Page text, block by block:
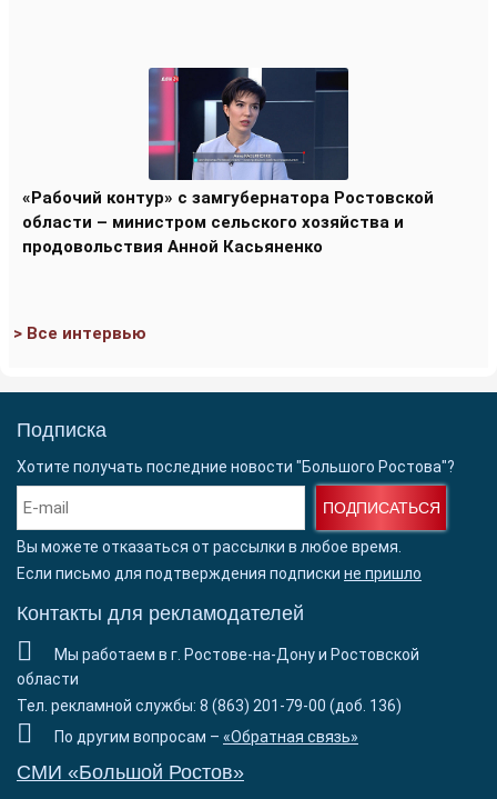
«Рабочий контур» с замгубернатора Ростовской
области – министром сельского хозяйства и
продовольствия Анной Касьяненко
> Все интервью
Подписка
Хотите получать последние новости "Большого Ростова"?
ПОДПИСАТЬСЯ
Вы можете отказаться от рассылки в любое время.
Если письмо для подтверждения подписки не пришло
Контакты для рекламодателей
Мы работаем в г. Ростове-на-Дону и Ростовской
области
Тел. рекламной службы: 8 (863) 201-79-00 (доб. 136)
По другим вопросам – «Обратная связь»
СМИ «Большой Ростов»